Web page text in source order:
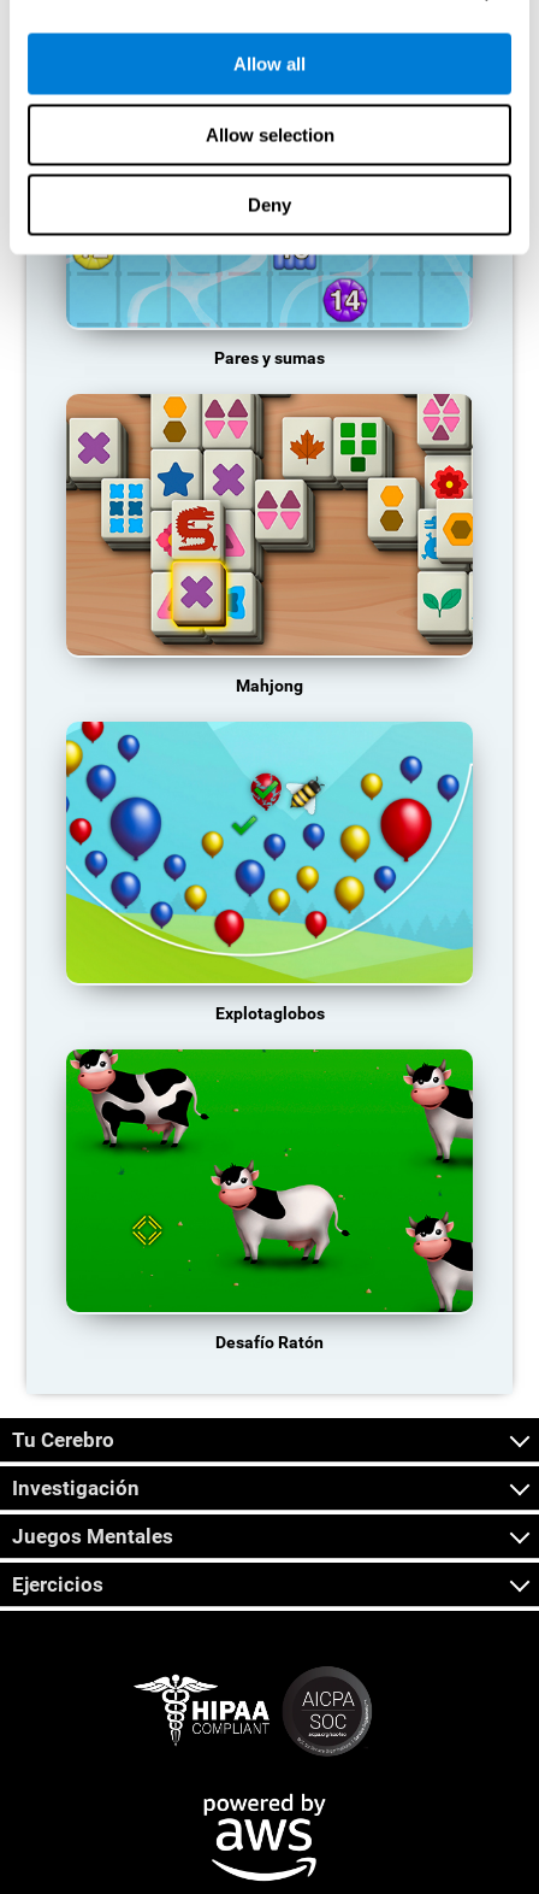
Allow all
Allow selection
Deny
JUEGOS RECOMENDADOS
Pares y sumas
Mahjong
Explotaglobos
Desafío Ratón
Tu Cerebro
Investigación
Juegos Mentales
Ejercicios